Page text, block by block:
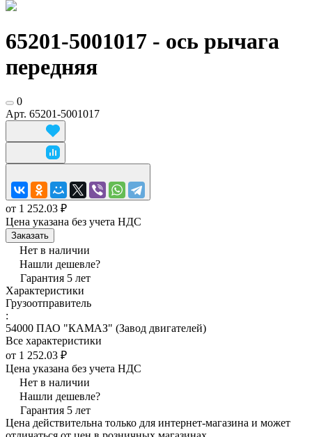
65201-5001017 - ось рычага
передняя
0
Арт. 65201-5001017
от 1 252.03 ₽
Цена указана без учета НДС
Заказать
Нет в наличии
Нашли дешевле?
Гарантия 5 лет
Характеристики
Грузоотправитель
:
54000 ПАО "КАМАЗ" (Завод двигателей)
Все характеристики
от 1 252.03 ₽
Цена указана без учета НДС
Нет в наличии
Нашли дешевле?
Гарантия 5 лет
Цена действительна только для интернет-магазина и может